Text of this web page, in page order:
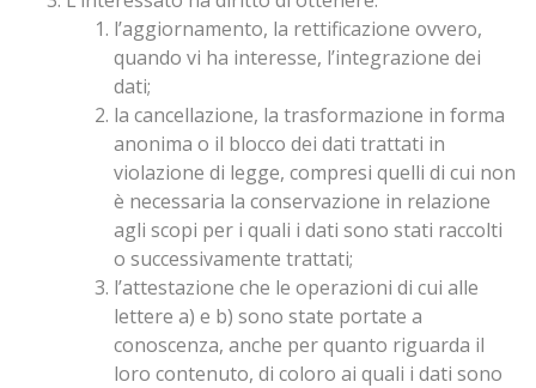
l’aggiornamento, la rettificazione ovvero,
quando vi ha interesse, l’integrazione dei
dati;
la cancellazione, la trasformazione in forma
anonima o il blocco dei dati trattati in
violazione di legge, compresi quelli di cui non
è necessaria la conservazione in relazione
agli scopi per i quali i dati sono stati raccolti
o successivamente trattati;
l’attestazione che le operazioni di cui alle
lettere a) e b) sono state portate a
conoscenza, anche per quanto riguarda il
loro contenuto, di coloro ai quali i dati sono